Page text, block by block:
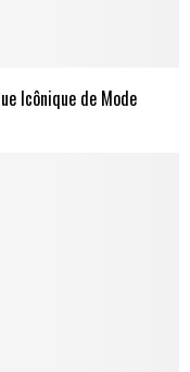
Icônique de Mode